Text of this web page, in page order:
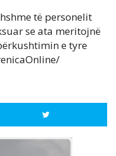
të personelit
se ata meritojnë
e tyre